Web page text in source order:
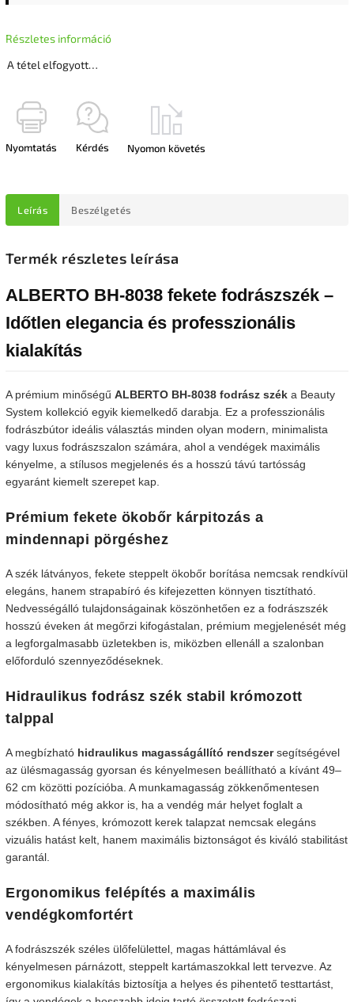
A tétel elfogyott…
Részletes információ
Nyomtatás Kérdés Nyomon követés
Leírás Beszélgetés
Termék részletes leírása
ALBERTO BH-8038 fekete fodrászszék –
Időtlen elegancia és professzionális
kialakítás
A prémium minőségű ALBERTO BH-8038 fodrász szék a Beauty
System kollekció egyik kiemelkedő darabja. Ez a professzionális
fodrászbútor ideális választás minden olyan modern, minimalista
vagy luxus fodrászszalon számára, ahol a vendégek maximális
kényelme, a stílusos megjelenés és a hosszú távú tartósság
egyaránt kiemelt szerepet kap.
Prémium fekete ökobőr kárpitozás a
mindennapi pörgéshez
A szék látványos, fekete steppelt ökobőr borítása nemcsak rendkívül
elegáns, hanem strapabíró és kifejezetten könnyen tisztítható.
Nedvességálló tulajdonságainak köszönhetően ez a fodrászszék
hosszú éveken át megőrzi kifogástalan, prémium megjelenését még
a legforgalmasabb üzletekben is, miközben ellenáll a szalonban
előforduló szennyeződéseknek.
Hidraulikus fodrász szék stabil krómozott
talppal
A megbízható hidraulikus magasságállító rendszersegítségével
az ülésmagasság gyorsan és kényelmesen beállítható a kívánt 49–
62 cm közötti pozícióba. A munkamagasság zökkenőmentesen
módosítható még akkor is, ha a vendég már helyet foglalt a
székben. A fényes, krómozott kerek talapzat nemcsak elegáns
vizuális hatást kelt, hanem maximális biztonságot és kiváló stabilitást
garantál.
Ergonomikus felépítés a maximális
vendégkomfortért
A fodrászszék széles ülőfelülettel, magas háttámlával és
kényelmesen párnázott, steppelt kartámaszokkal lett tervezve. Az
ergonomikus kialakítás biztosítja a helyes és pihentető testtartást,